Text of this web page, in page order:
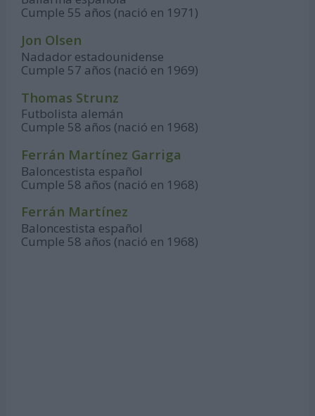
Cumple 55 años (nació en 1971)
Jon Olsen
Nadador estadounidense
Cumple 57 años (nació en 1969)
Thomas Strunz
Futbolista alemán
Cumple 58 años (nació en 1968)
Ferrán Martínez Garriga
Baloncestista español
Cumple 58 años (nació en 1968)
Ferrán Martínez
Baloncestista español
Cumple 58 años (nació en 1968)